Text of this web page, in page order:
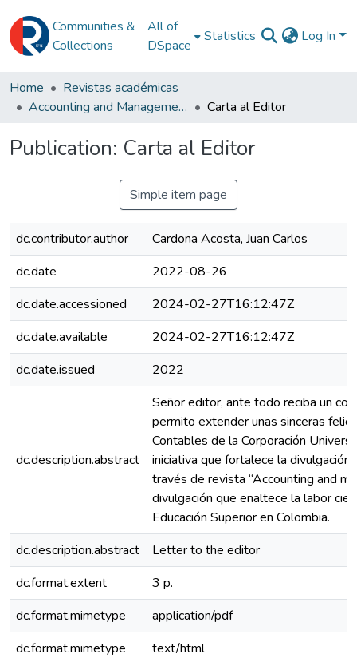
Communities &
Collections
All of
DSpace
Statistics Log In
Home
Revistas académicas
Accounting and Management Research
Carta al Editor
Publication: Carta al Editor
Simple item page
dc.contributor.author
Cardona Acosta, Juan Carlos
dc.date
2022-08-26
dc.date.accessioned
2024-02-27T16:12:47Z
dc.date.available
2024-02-27T16:12:47Z
dc.date.issued
2022
dc.description.abstract
Señor editor, ante todo reciba un
permito extender unas sinceras
Contables de la Corporación
iniciativa que fortalece la
través de revista “Accounting and
divulgación que enaltece la labor
Educación Superior en Colombia.
dc.description.abstract
Letter to the editor
dc.format.extent
3 p.
dc.format.mimetype
application/pdf
dc.format.mimetype
text/html